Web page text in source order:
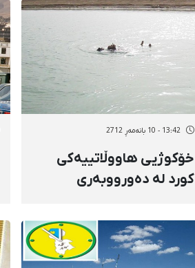
13:42 - 10 بانەمەڕ 2712
خۆكوژیی هاووڵاتییەكی
كورد لە دەورووبەری
خۆكوژی لە ناوچە
كوردنشینەكان